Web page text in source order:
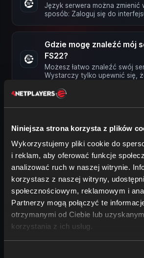
Niniejsza strona korzysta z plików
Wykorzystujemy pliki cookie do
i reklam, aby oferować funkcje
analizować ruch w naszej witrynie.
korzystasz z naszej witryny,
społecznościowym, reklamowym i
Partnerzy mogą połączyć te
otrzymanymi od Ciebie lub
korzystania z ich usług.
Język serwera można zmienić
sposób: Zaloguj się do
Gdzie mogę znaleźć mój
FS22?
Możesz łatwo znaleźć swój
Wystarczy tylko upewnić się,
Jak przesłać mody FS22
interfejsu internetowego
Działa to w następujący
Jak zmienić nazwę
Aby łatwo znaleźć serwer w
unikalna nazwa. W tym
zmienić nazwę dla Twojego …
Jak zostać
Aby zostać administratorem,
swojego hasła administratora.